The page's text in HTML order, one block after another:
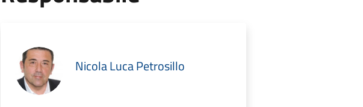
Nicola Luca Petrosillo